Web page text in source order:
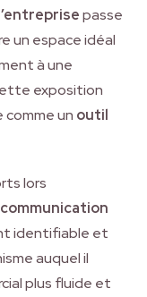
passe
un espace idéal
à une
exposition
un outil
lors
communication
identifiable et
auquel il
plus fluide et